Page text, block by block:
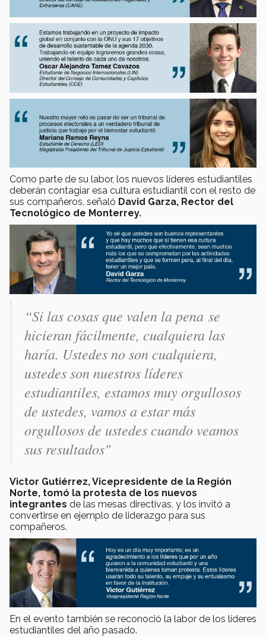
Como parte de su labor, los nuevos líderes estudiantiles
deberán contagiar esa cultura estudiantil con el resto de
sus compañeros, señaló David Garza, Rector del
Tecnológico de Monterrey.
“Si las cosas que valen la pena se
hicieran fácilmente, cualquiera las
haría. Ustedes no son cualquiera,
ustedes son nuestros líderes
estudiantiles, estamos muy orgullosos
de ustedes, vamos a estar más
orgullosos de ustedes cuando veamos
sus resultados"
Victor Gutiérrez, Vicepresidente de la Región
Norte, tomó la protesta de los nuevos
integrantes de las mesas directivas, y los invitó a
convertirse en ejemplo de liderazgo para sus
compañeros.
En el evento también se reconoció la labor de los líderes
estudiantiles del año pasado.